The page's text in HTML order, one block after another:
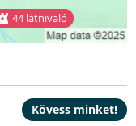
44 látnivaló